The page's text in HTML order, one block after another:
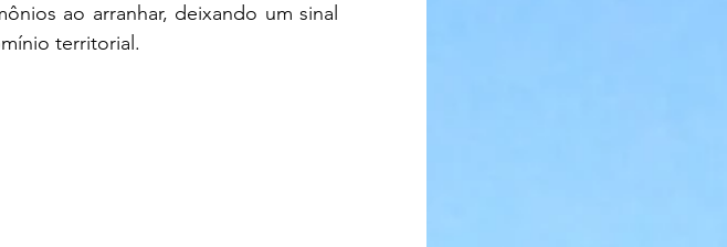
ao arranhar, deixando um sinal
territorial.